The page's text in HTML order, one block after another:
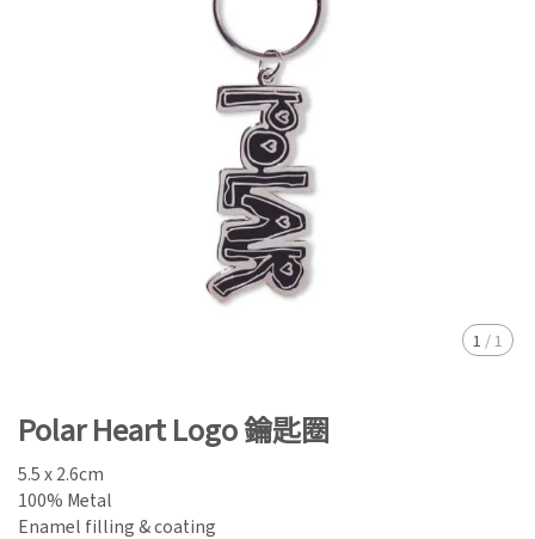
1 / 1
Polar Heart Logo 鑰匙圈
5.5 x 2.6cm
100% Metal
Enamel filling & coating